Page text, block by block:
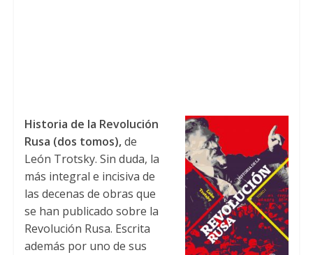
Historia de la Revolución
Rusa (dos tomos),de
León Trotsky. Sin duda, la
más integral e incisiva de
las decenas de obras que
se han publicado sobre la
Revolución Rusa. Escrita
además por uno de sus